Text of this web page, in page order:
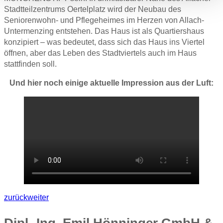
Stadtteilzentrums Oertelplatz wird der Neubau des
Seniorenwohn- und Pflegeheimes im Herzen von Allach-
Untermenzing entstehen. Das Haus ist als Quartiershaus
konzipiert – was bedeutet, dass sich das Haus ins Viertel
öffnen, aber das Leben des Stadtviertels auch im Haus
stattfinden soll.
Und hier noch einige aktuelle Impression aus der Luft:
zurückweiter